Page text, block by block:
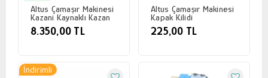
Altus Çamaşır Makinesi
Kazani Kaynaklı Kazan
8.350,00 TL
Altus Çamaşır Makinesi
Kapak Kilidi
225,00 TL
İndirimli